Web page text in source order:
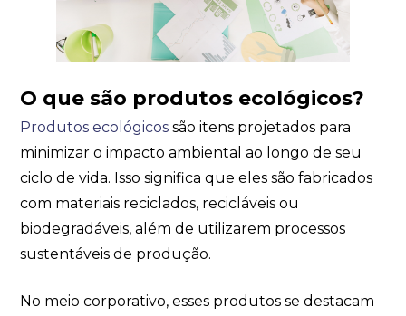
O que são produtos ecológicos?
Produtos ecológicos são itens projetados para
minimizar o impacto ambiental ao longo de seu
ciclo de vida. Isso significa que eles são fabricados
com materiais reciclados, recicláveis ou
biodegradáveis, além de utilizarem processos
sustentáveis de produção.
No meio corporativo, esses produtos se destacam